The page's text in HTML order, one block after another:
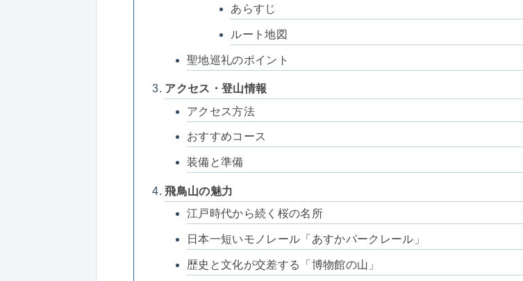
あらすじ
ルート地図
聖地巡礼のポイント
アクセス・登山情報
アクセス方法
おすすめコース
装備と準備
飛鳥山の魅力
江戸時代から続く桜の名所
日本一短いモノレール「あすかパークレール」
歴史と文化が交差する「博物館の山」